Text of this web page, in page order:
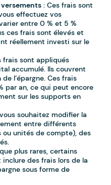
versements : Ces frais sont
effectuez vos
entre 0 % et 5 %
ces frais sont élevés et
réellement investi sur le
frais sont appliqués
accumulé. Ils couvrent
l’épargne. Ces frais
par an, ce qui peut encore
sur les supports en
souhaitez modifier la
entre différents
ou unités de compte), des
plus rares, certains
des frais lors de la
sous forme de